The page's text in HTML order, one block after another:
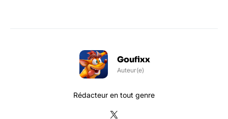
Goufixx
Auteur(e)
Rédacteur en tout genre